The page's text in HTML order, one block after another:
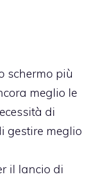
schermo più
meglio le
di
gestire meglio
il lancio di